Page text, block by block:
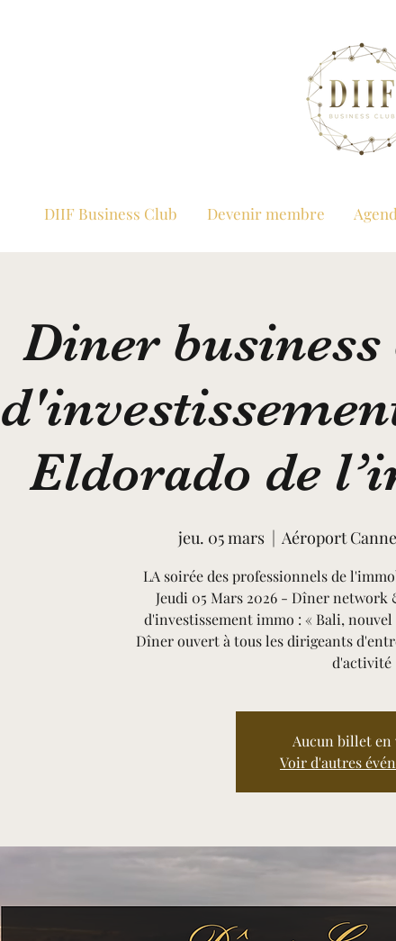
DIIF Business Club Devenir membre
Diner
Eldorado de
jeu. 05 mars
  |
Aéroport
LA soirée des professionnels de
Jeudi 05 Mars 2026 - Dîner
d'investissement immo : « Bali,
Dîner ouvert à tous les dirigeants
d'activité
Aucun billet en
Voir d'autres